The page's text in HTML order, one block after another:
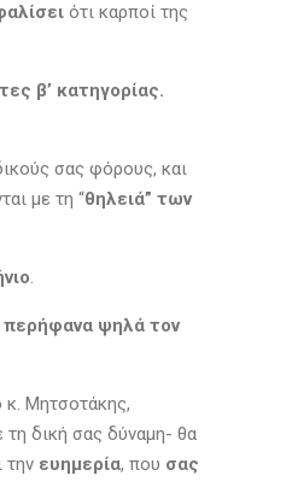
ότι καρποί της
β’ κατηγορίας.
σας φόρους, και
με τη “θηλειά” των
.
περήφανα ψηλά τον
κ. Μητσοτάκης,
δική σας δύναμη- θα
την ευημερία, που σας